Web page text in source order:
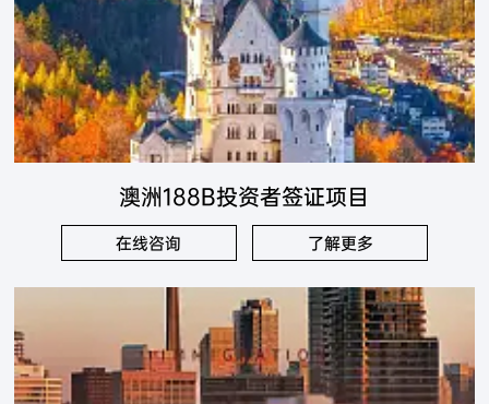
澳洲188B投资者签证项目
在线咨询 了解更多